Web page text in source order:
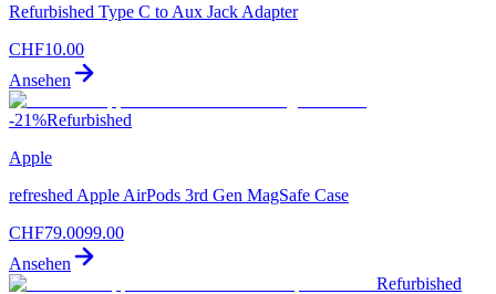
Refurbished Type C to Aux Jack Adapter
CHF10.00
Ansehen
-21%Refurbished
Apple
refreshed Apple AirPods 3rd Gen MagSafe Case
CHF79.0099.00
Ansehen
Refurbished